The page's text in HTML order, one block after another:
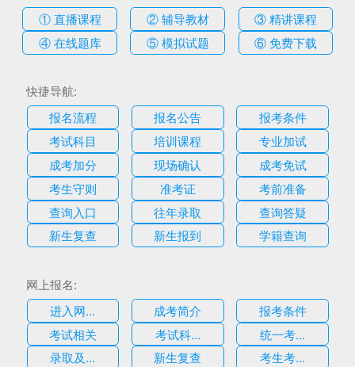
① 直播课程
② 辅导教材
③ 精讲课程
④ 在线题库
⑤ 模拟试题 ⑥ 免费下载
快捷导航:
报名流程
报名公告
报考条件
考试科目
培训课程
专业加试
成考加分
现场确认
成考免试
考生守则
准考证
考前准备
查询入口
往年录取
查询答疑
新生复查
新生报到 学籍查询
网上报名:
进入网...
成考简介
报考条件
考试相关
考试科...
统一考...
录取及...
新生复查 考生考...